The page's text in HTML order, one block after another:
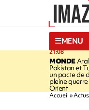
MENU
21:08
MONDE
Pakistan et
un pacte de
pleine
Orient
Accueil